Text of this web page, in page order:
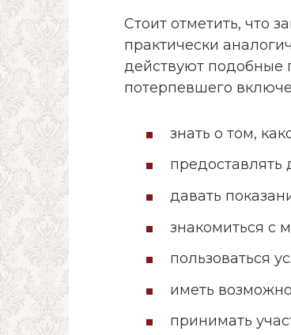
Стоит отметить, что
практически
действуют подобные
потерпевшего
знать о том,
предоставлять
давать
знакомиться с
пользоваться
иметь
принимать